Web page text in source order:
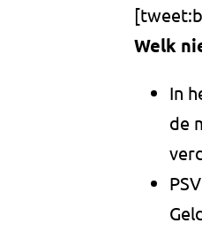
Welk
In
de